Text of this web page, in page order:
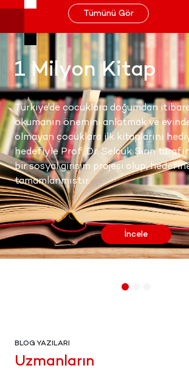
fırsat eşitliği ile
inanıyoruz.
inceleyebilirsin.
Tümünü Gör
1 Milyon Kitap
Türkiye'de çocuklara doğumdan
okumanın önemini anlatmak ve
olmayan çocuklara ilk kitaplarını
hedefiyle Prof. Dr. Selçuk Şirin
bir sosyal girişim projesi olup,
tamamlanmıştır.
İncele
BLOG YAZILARI
Uzmanların